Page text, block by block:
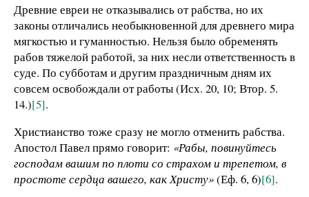
Древние евреи не отказывались от рабства, но их
законы отличались необыкновенной для древнего мира
мягкостью и гуманностью. Нельзя было обременять
рабов тяжелой работой, за них несли ответственность в
суде. По субботам и другим праздничным дням их
совсем освобождали от работы (Исх. 20, 10; Втор. 5.
14.)[5].
Христианство тоже сразу не могло отменить рабства.
Апостол Павел прямо говорит: «Рабы, повинуйтесь
господам вашим по плоти со страхом и трепетом, в
простоте сердца вашего, как Христу»(Еф. 6, 6)[6].